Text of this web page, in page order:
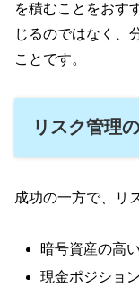
を積むことをおす
じるのではなく、
ことです。
リスク管理
成功の一方で、リ
暗号資産の高
現金ポジショ